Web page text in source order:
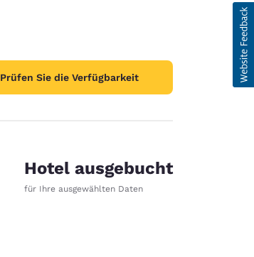
Prüfen Sie die Verfügbarkeit
Hotel ausgebucht
für Ihre ausgewählten Daten